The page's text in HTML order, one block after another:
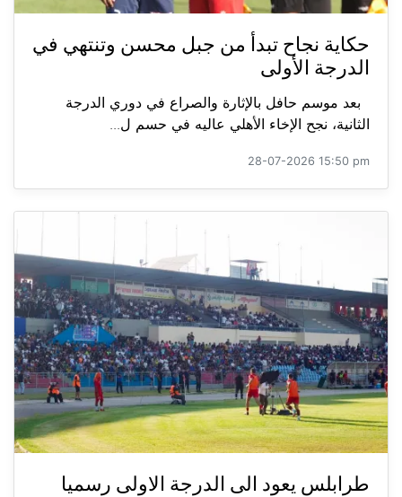
حكاية نجاح تبدأ من جبل محسن وتنتهي في
الدرجة الأولى
بعد موسم حافل بالإثارة والصراع في دوري الدرجة
الثانية، نجح الإخاء الأهلي عاليه في حسم ل...
28-07-2026 15:50 pm
طرابلس يعود الى الدرجة الاولى رسميا